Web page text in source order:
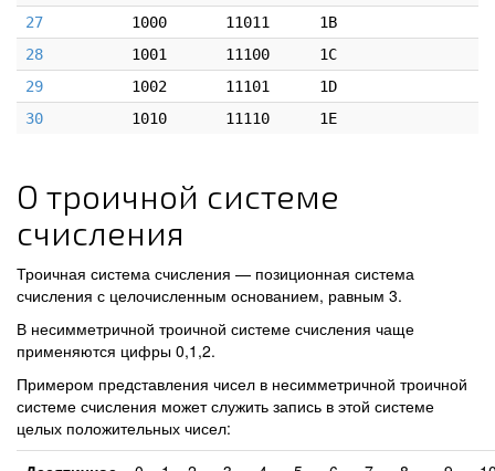
27
1000 11011
1B
28
1001 11100
1C
29
1002 11101
1D
30
1010 11110 1E
О троичной системе
счисления
Троичная система счисления — позиционная система
счисления с целочисленным основанием, равным 3.
В несимметричной троичной системе счисления чаще
применяются цифры 0,1,2.
Примером представления чисел в несимметричной троичной
системе счисления может служить запись в этой системе
целых положительных чисел: